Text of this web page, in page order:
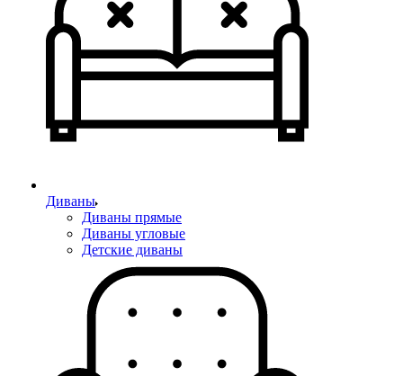
Диваны
Диваны прямые
Диваны угловые
Детские диваны